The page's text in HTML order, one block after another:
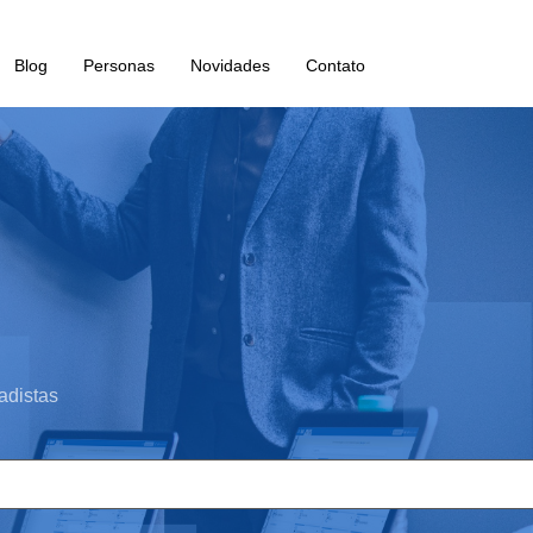
Blog Personas Novidades Contato